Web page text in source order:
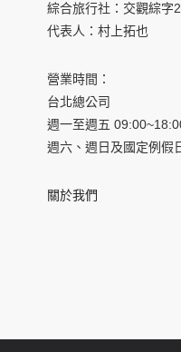
綜合旅行社：交觀綜字
代表人：村上拓也
營業時間：
台北總公司
週一至週五
週六、週日及國定例假
關於我們